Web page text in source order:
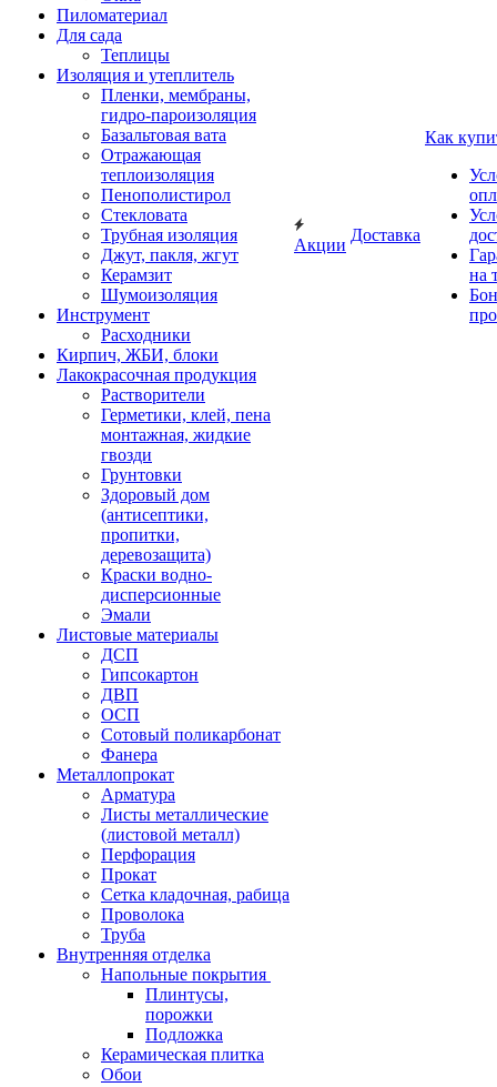
Пиломатериал
Для сада
Теплицы
Изоляция и утеплитель
Пленки, мембраны,
гидро-пароизоляция
Базальтовая вата
Отражающая
теплоизоляция
Пенополистирол
Стекловата
Трубная изоляция
Джут, пакля, жгут
Керамзит
Шумоизоляция
Инструмент
Расходники
Кирпич, ЖБИ, блоки
Лакокрасочная продукция
Растворители
Герметики, клей, пена
монтажная, жидкие
гвозди
Грунтовки
Здоровый дом
(антисептики,
пропитки,
деревозащита)
Краски водно-
дисперсионные
Эмали
Листовые материалы
ДСП
Гипсокартон
ДВП
ОСП
Сотовый поликарбонат
Фанера
Металлопрокат
Арматура
Листы металлические
(листовой металл)
Перфорация
Прокат
Сетка кладочная, рабица
Проволока
Труба
Внутренняя отделка
Напольные покрытия
Плинтусы,
порожки
Подложка
Керамическая плитка
Обои
Акции
Доставка
Как
на